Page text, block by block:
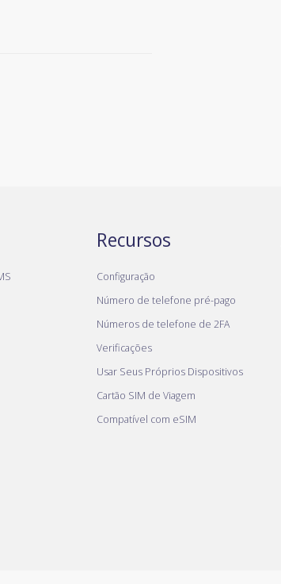
Recursos
Configuração
Número de telefone pré-pago
Números de telefone de 2FA
Verificações
Usar Seus Próprios Dispositivos
Cartão SIM de Viagem
Compatível com eSIM